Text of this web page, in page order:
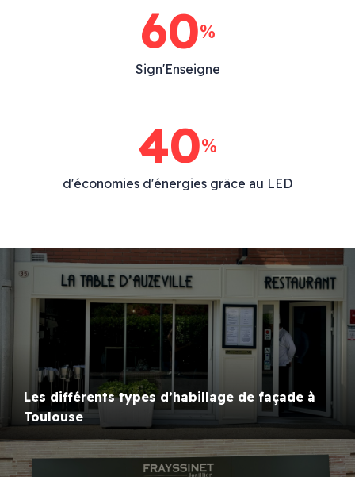
77%
Sign'Enseigne
40%
d'économies d'énergies grâce au LED
Les différents types d’habillage de façade à
Toulouse